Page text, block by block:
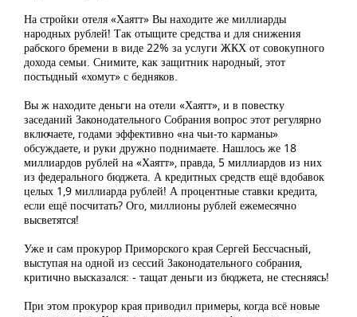
На стройки отеля «Хаятт» Вы находите же миллиарды
народных рублей! Так отыщите средства и для снижения
рабского бремени в виде 22% за услуги ЖКХ от совокупного
дохода семьи. Снимите, как защитник народный, этот
постыдный «хомут» с бедняков.
Вы ж находите деньги на отели «Хаятт», и в повестку
заседаний Законодательного Собрания вопрос этот регулярно
включаете, годами эффективно «на чьи-то карманы»
обсуждаете, и руки дружно поднимаете. Нашлось же 18
миллиардов рублей на «Хаятт», правда, 5 миллиардов из них
из федерального бюджета. А кредитных средств ещё вдобавок
целых 1,9 миллиарда рублей! А процентные ставки кредита,
если ещё посчитать? Ого, миллионы рублей ежемесячно
высветятся!
Уже и сам прокурор Приморского края Сергей Бессчасный,
выступая на одной из сессий Законодательного собрания,
критично высказался: - тащат деньги из бюджета, не стесняясь!
При этом прокурор края приводил примеры, когда всё новые